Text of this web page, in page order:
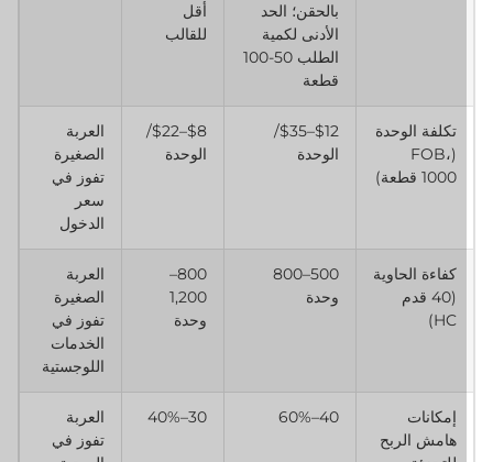
بالحقن؛ الحد
الأدنى لكمية
الطلب 50-100
قطعة
للقالب
تكلفة الوحدة
(FOB،
1000 قطعة)
$12–$35/
الوحدة
$8–$22/
الوحدة
العربة
الصغيرة
تفوز في
سعر
الدخول
كفاءة الحاوية
(40 قدم
500–800
وحدة
800–
1,200
وحدة
العربة
الصغيرة
تفوز في
الخدمات
اللوجستية
إمكانات
هامش الربح
العربة
تفوز في